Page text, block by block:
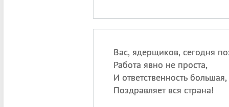
Вас, ядерщиков, сегодня
Работа явно не проста,
И ответственность большая,
Поздравляет вся страна!